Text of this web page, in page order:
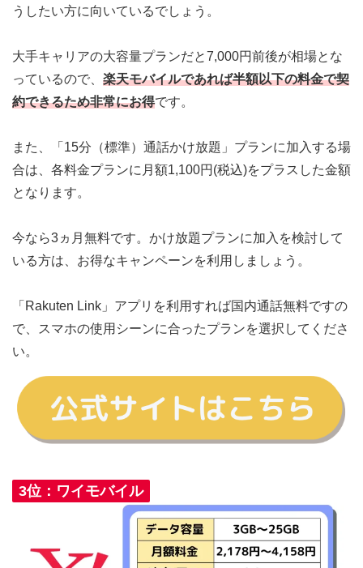
うしたい方に向いているでしょう。
大手キャリアの大容量プランだと7,000円前後が相場とな
っているので、 楽天モバイルであれば半額以下の料金で契
約できるため非常にお得です。
また、「15分（標準）通話かけ放題」プランに加入する場
合は、各料金プランに月額1,100円(税込)をプラスした金額
となります。
今なら3ヵ月無料です。かけ放題プランに加入を検討して
いる方は、お得なキャンペーンを利用しましょう。
「Rakuten Link」アプリを利用すれば国内通話無料ですの
で、スマホの使用シーンに合ったプランを選択してくださ
い。
3位：ワイモバイル